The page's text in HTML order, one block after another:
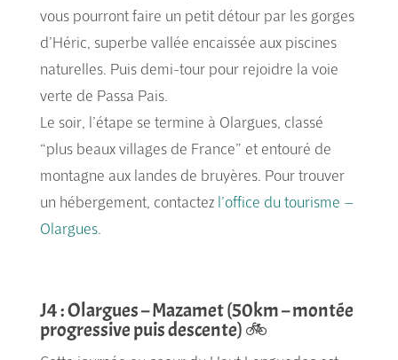
vous pourront faire un petit détour par les gorges
d’Héric, superbe vallée encaissée aux piscines
naturelles. Puis demi-tour pour rejoidre la voie
verte de Passa Pais.
Le soir, l’étape se termine à Olargues, classé
“plus beaux villages de France” et entouré de
montagne aux landes de bruyères. Pour trouver
un hébergement, contactez l’office du tourisme –
Olargues.
J4 : Olargues – Mazamet (50km – montée
progressive puis descente) 🚲